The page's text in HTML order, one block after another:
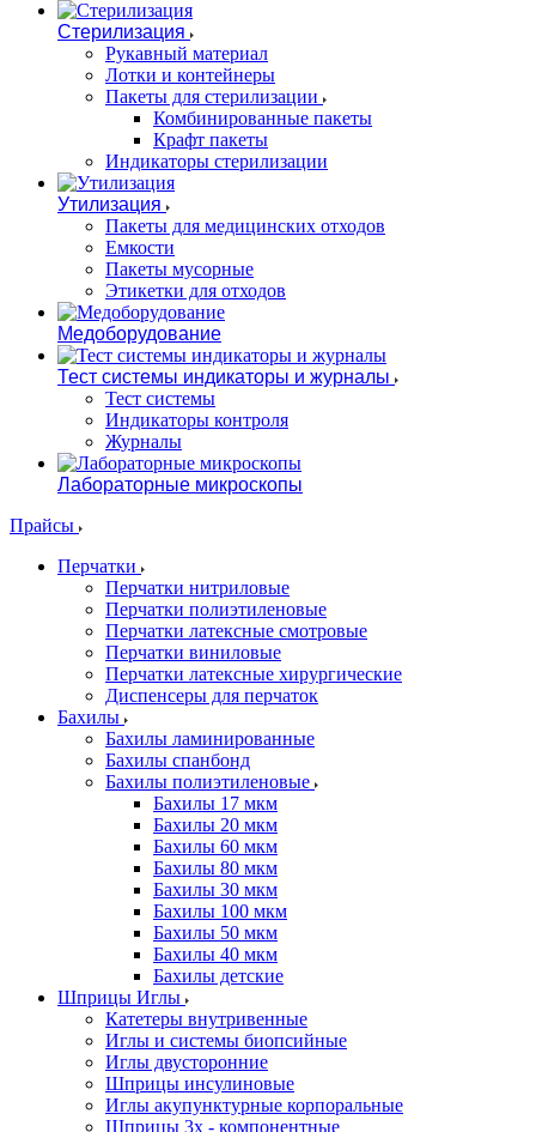
Стерилизация
Рукавный материал
Лотки и контейнеры
Пакеты для стерилизации
Комбинированные пакеты
Крафт пакеты
Индикаторы стерилизации
Утилизация
Пакеты для медицинских отходов
Емкости
Пакеты мусорные
Этикетки для отходов
Медоборудование
Тест системы индикаторы и журналы
Тест системы
Индикаторы контроля
Журналы
Лабораторные микроскопы
Прайсы
Перчатки
Перчатки нитриловые
Перчатки полиэтиленовые
Перчатки латексные смотровые
Перчатки виниловые
Перчатки латексные хирургические
Диспенсеры для перчаток
Бахилы
Бахилы ламинированные
Бахилы спанбонд
Бахилы полиэтиленовые
Бахилы 17 мкм
Бахилы 20 мкм
Бахилы 60 мкм
Бахилы 80 мкм
Бахилы 30 мкм
Бахилы 100 мкм
Бахилы 50 мкм
Бахилы 40 мкм
Бахилы детские
Шприцы Иглы
Катетеры внутривенные
Иглы и системы биопсийные
Иглы двусторонние
Шприцы инсулиновые
Иглы акупунктурные корпоральные
Шприцы 3х - компонентные